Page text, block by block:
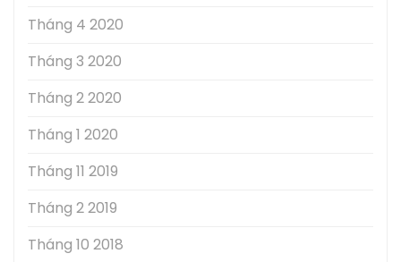
Tháng 4 2020
Tháng 3 2020
Tháng 2 2020
Tháng 1 2020
Tháng 11 2019
Tháng 2 2019
Tháng 10 2018